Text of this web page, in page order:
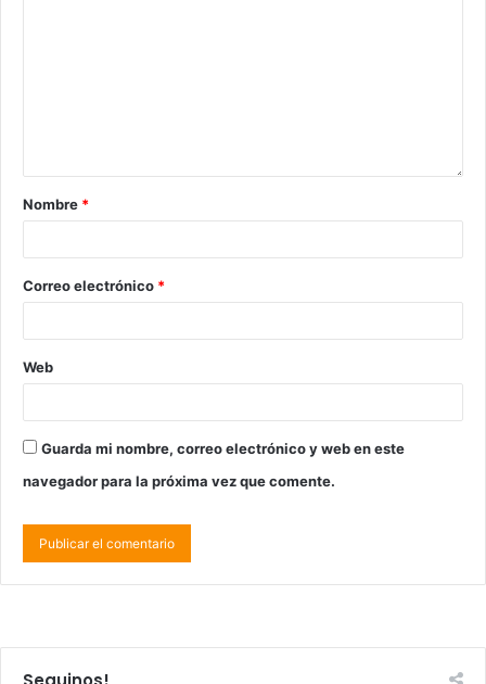
Nombre *
Correo electrónico *
Web
Guarda mi nombre, correo electrónico y web en este
navegador para la próxima vez que comente.